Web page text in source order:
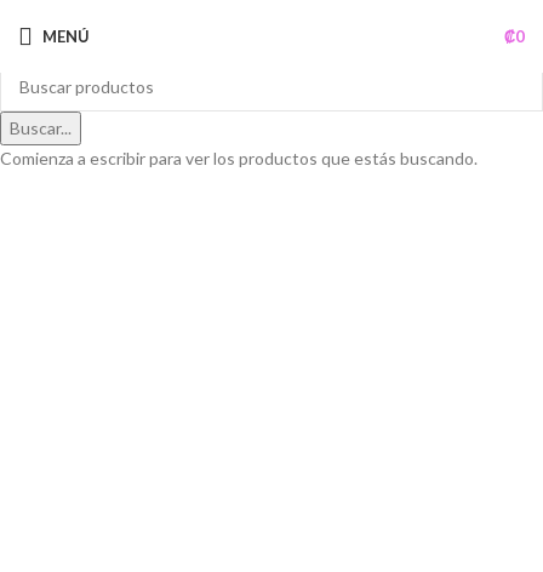
MENÚ ₡0
Buscar...
Comienza a escribir para ver los productos que estás buscando.